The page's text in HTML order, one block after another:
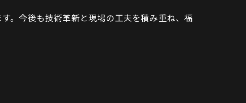
。今後も技術革新と現場の工夫を積み重ね、福